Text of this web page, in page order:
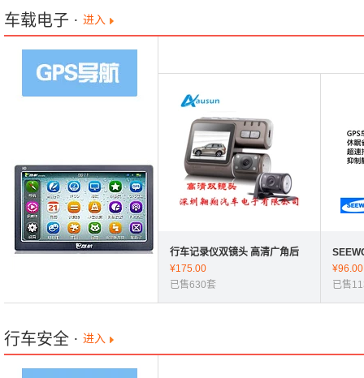
车载电子 · 进入
行车记录仪双镜头 高清广角后
视夜视监控行车记录仪I1000工
厂批发
¥175.00
已售630套
盗追踪
车定位
¥96.00
已售
行车安全 · 进入